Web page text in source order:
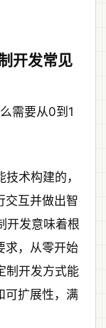
开发常见
需要从0到1
术构建的，
交互并做出智
开发意味着根
求，从零开始
制开发方式能
可扩展性，满